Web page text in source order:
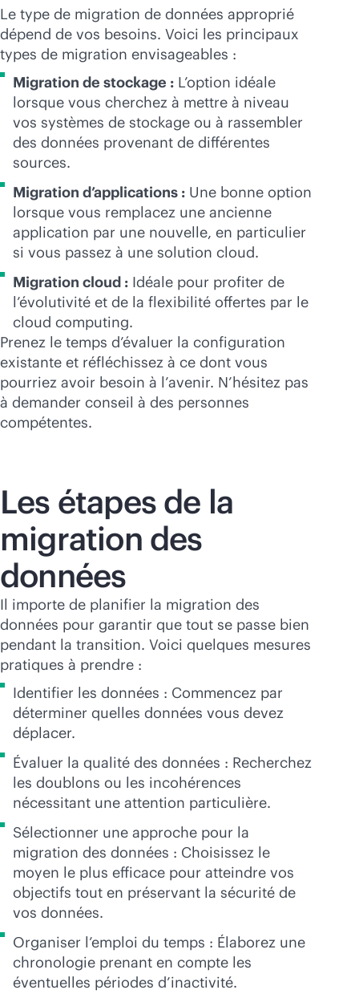
Le type de migration de données approprié
dépend de vos besoins. Voici les principaux
types de migration envisageables :
Migration de stockage : L’option idéale
lorsque vous cherchez à mettre à niveau
vos systèmes de stockage ou à rassembler
des données provenant de différentes
sources.
Migration d’applications : Une bonne option
lorsque vous remplacez une ancienne
application par une nouvelle, en particulier
si vous passez à une solution cloud.
Migration cloud : Idéale pour profiter de
l’évolutivité et de la flexibilité offertes par le
cloud computing.
Prenez le temps d’évaluer la configuration
existante et réfléchissez à ce dont vous
pourriez avoir besoin à l’avenir. N’hésitez pas
à demander conseil à des personnes
compétentes.
Les étapes de la
migration des
données
Il importe de planifier la migration des
données pour garantir que tout se passe bien
pendant la transition. Voici quelques mesures
pratiques à prendre :
Identifier les données : Commencez par
déterminer quelles données vous devez
déplacer.
Évaluer la qualité des données : Recherchez
les doublons ou les incohérences
nécessitant une attention particulière.
Sélectionner une approche pour la
migration des données : Choisissez le
moyen le plus efficace pour atteindre vos
objectifs tout en préservant la sécurité de
vos données.
Organiser l’emploi du temps : Élaborez une
chronologie prenant en compte les
éventuelles périodes d’inactivité.